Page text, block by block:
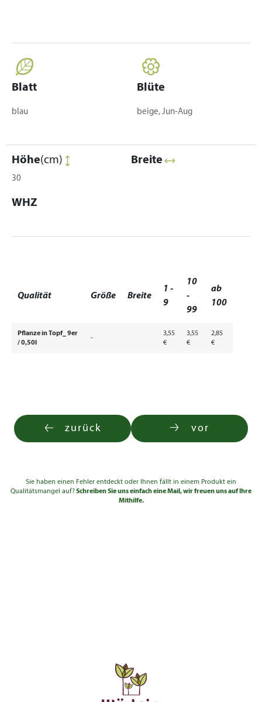
Blatt
blau
Blüte
beige, Jun-Aug
Höhe(cm)
30
Breite
WHZ
Qualität Größe Breite
1 -
9
10
-
99
ab
100
Pflanze in Topf_ 9er
/ 0,50l
-
3,55
€
3,55
€
2,85
€
zurück vor
Sie haben einen Fehler entdeckt oder Ihnen fällt in einem Produkt ein
Qualitätsmangel auf?Schreiben Sie uns einfach eine Mail, wir freuen uns auf Ihre
Mithilfe.